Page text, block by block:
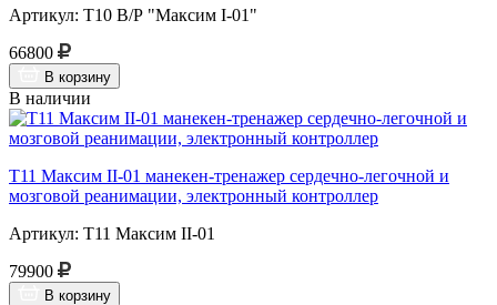
Артикул: Т10 В/Р "Максим I-01"
66800
В корзину
В наличии
Т11 Максим II-01 манекен-тренажер сердечно-легочной и
мозговой реанимации, электронный контроллер
Артикул: Т11 Максим II-01
79900
В корзину